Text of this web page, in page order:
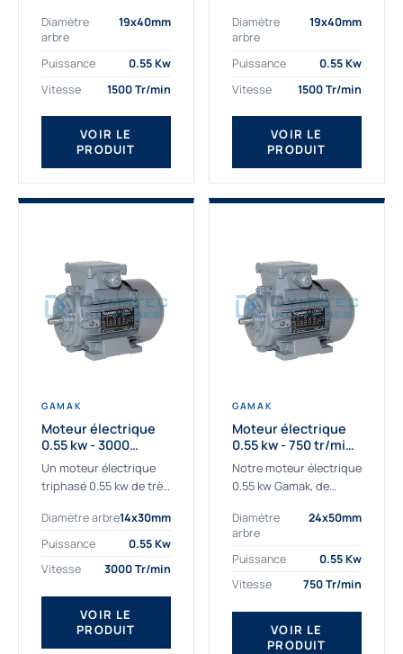
applications les plus
exigeantes.
Notre moteur électrique
0.55 kw de référence
AGM2EL 80 M 4a...
Diamètre
arbre
19x40mm
Puissance
0.55 Kw
Vitesse
1500 Tr/min
VOIR LE
PRODUIT
Découvrez notre
moteur électrique 0.55
kW de nouvelle
génération, conçu pour
les...
Diamètre
arbre
19x40mm
Puissance
0.55 Kw
Vitesse
1500 Tr/min
VOIR LE
PRODUIT
GAMAK
Moteur électrique
0.55 kw - 3000
Tr/min - 230/400V -
IE2
Un moteur électrique
triphasé 0.55 kw de très
vos applications les
plus exigeantes.
triphasé 0.55
kw Gamak...
Diamètre arbre14x30mm
Puissance
0.55 Kw
Vitesse
3000 Tr/min
VOIR LE
PRODUIT
GAMAK
Moteur électrique
0.55 kw - 750 tr/min -
230/400V - IE2
Notre moteur électrique
0.55 kw Gamak, de
adapté à toutes les
applications. Nous
déterminons,
fournissons
des moteurs
asynchrones depuis
Diamètre
arbre
24x50mm
Puissance
0.55 Kw
Vitesse
750 Tr/min
VOIR LE
PRODUIT